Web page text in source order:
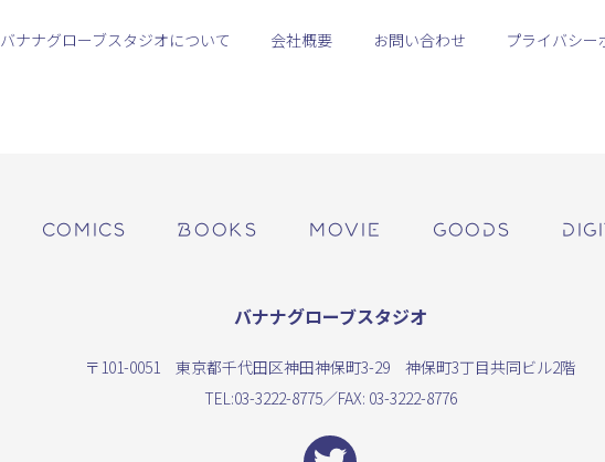
バナナグローブスタジオについて 会社概要 お問い合わせ プライバシー
COMICS BOOKS MOVIE GOODS
バナナグローブスタジオ
〒101-0051 東京都千代田区神田神保町3-29 神保町3丁目共同ビル2階
TEL:03-3222-8775／FAX: 03-3222-8776